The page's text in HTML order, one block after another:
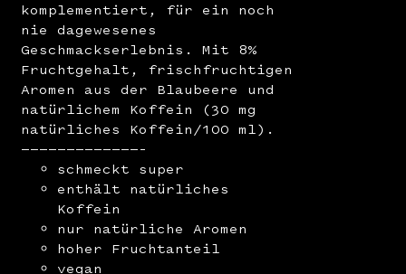
komplementiert, für ein noch
nie dagewesenes
Geschmackserlebnis. Mit 8%
Fruchtgehalt, frischfruchtigen
Aromen aus der Blaubeere und
natürlichem Koffein (30 mg
natürliches Koffein/100 ml).
—————————————–
schmeckt super
enthält natürliches
Koffein
nur natürliche Aromen
hoher Fruchtanteil
vegan